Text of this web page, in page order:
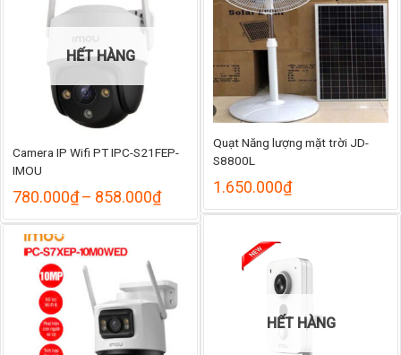
Quạt Năng lượng mặt trời JD-
S8800L
1.650.000₫
HẾT HÀNG
Camera IP Wifi PT IPC-S21FEP-
IMOU
780.000₫– 858.000₫Khoảng
từ
858.000₫
HẾT HÀNG